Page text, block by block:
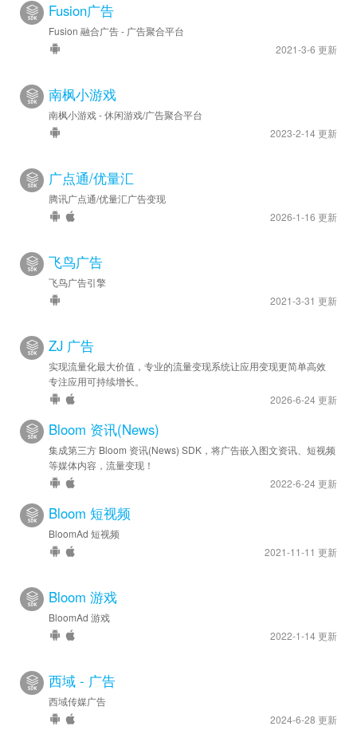
Fusion广告
Fusion 融合广告 - 广告聚合平台
2021-3-6 更新
南枫小游戏
南枫小游戏 - 休闲游戏/广告聚合平台
2023-2-14 更新
广点通/优量汇
腾讯广点通/优量汇广告变现
2026-1-16 更新
飞鸟广告
飞鸟广告引擎
2021-3-31 更新
ZJ 广告
实现流量化最大价值，专业的流量变现系统让应用变现更简单高效
专注应用可持续增长。
2026-6-24 更新
Bloom 资讯(News)
集成第三方 Bloom 资讯(News) SDK，将广告嵌入图文资讯、短视频
等媒体内容，流量变现！
2022-6-24 更新
Bloom 短视频
BloomAd 短视频
2021-11-11 更新
Bloom 游戏
BloomAd 游戏
2022-1-14 更新
西域 - 广告
西域传媒广告
2024-6-28 更新